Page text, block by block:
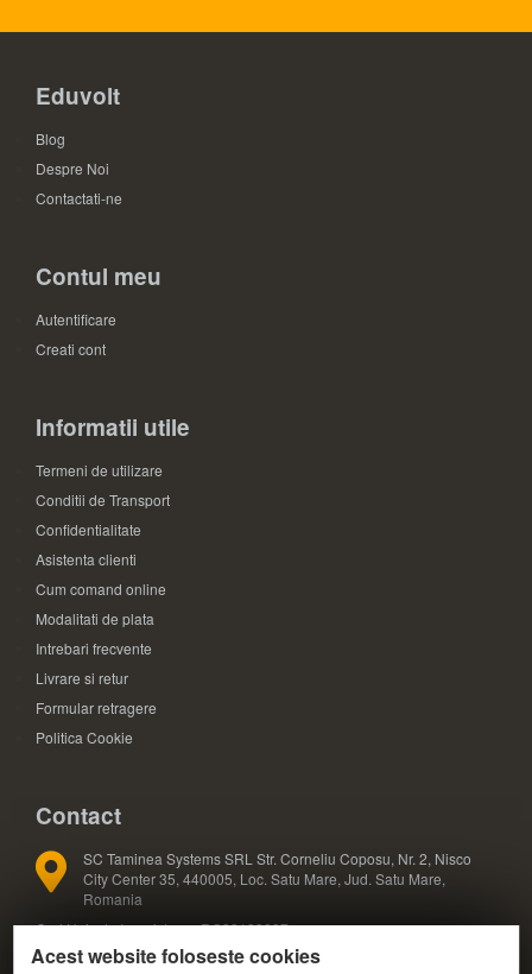
Eduvolt
Blog
Despre Noi
Contactati-ne
Contul meu
Autentificare
Creati cont
Informatii utile
Termeni de utilizare
Conditii de Transport
Confidentialitate
Asistenta clienti
Cum comand online
Modalitati de plata
Intrebari frecvente
Livrare si retur
Formular retragere
Politica Cookie
Contact
SC Taminea Systems SRL Str. Corneliu Coposu, Nr. 2, Nisco
City Center 35, 440005, Loc. Satu Mare, Jud. Satu Mare,
Romania
Cod Unic de Inregistrare: RO33133887
Registrul Comertului: J30/327/2014
Acest website foloseste cookies